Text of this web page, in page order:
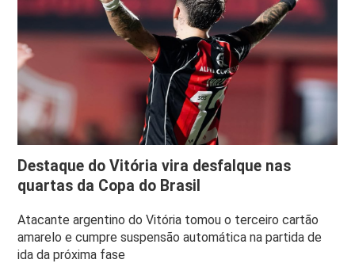
Destaque do Vitória vira desfalque nas
quartas da Copa do Brasil
Atacante argentino do Vitória tomou o terceiro cartão
amarelo e cumpre suspensão automática na partida de
ida da próxima fase